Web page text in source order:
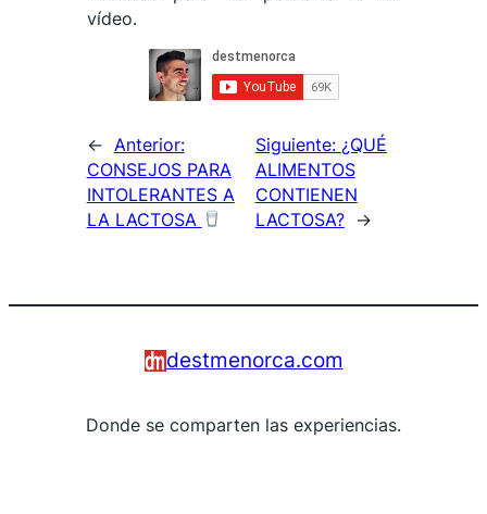
vídeo.
← Anterior:
CONSEJOS PARA
INTOLERANTES A
LA LACTOSA
Siguiente: ¿QUÉ
ALIMENTOS
CONTIENEN
LACTOSA?
→
destmenorca.com
Donde se comparten las experiencias.